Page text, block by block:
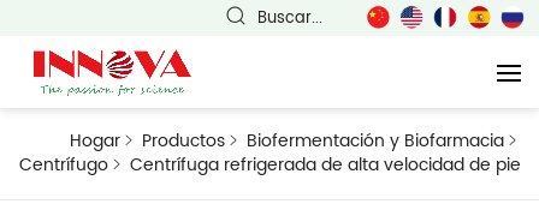
Buscar...
Hogar Productos
Biofermentación y Biofarmacia
Centrífugo
Centrífuga refrigerada de alta velocidad de pie